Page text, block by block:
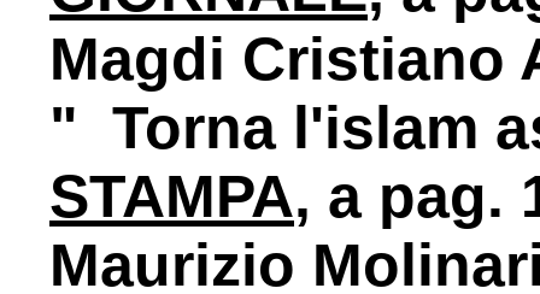
Magdi Cristiano
" Torna l'islam
STAMPA, a pag.
Maurizio